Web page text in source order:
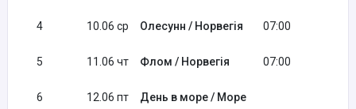
4 10.06 ср Олесунн / Норвегія 07:00
5 11.06 чт Флом / Норвегія 07:00
6 12.06 пт День в море / Море